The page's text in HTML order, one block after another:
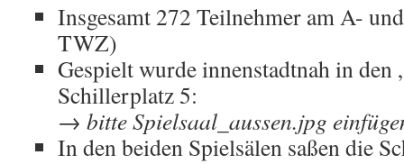
Insgesamt 272 Teilnehmer am A-
TWZ)
Gespielt wurde innenstadtnah in den
Schillerplatz 5:
→ bitte Spielsaal_aussen.jpg
In den beiden Spielsälen saßen die